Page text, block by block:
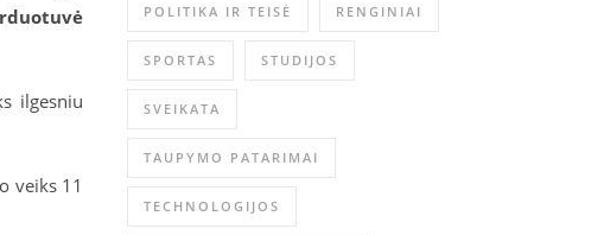
ilgesniu
veiks 11
POLITIKA IR TEISĖ RENGINIAI
SPORTAS STUDIJOS
SVEIKATA
TAUPYMO PATARIMAI
TECHNOLOGIJOS